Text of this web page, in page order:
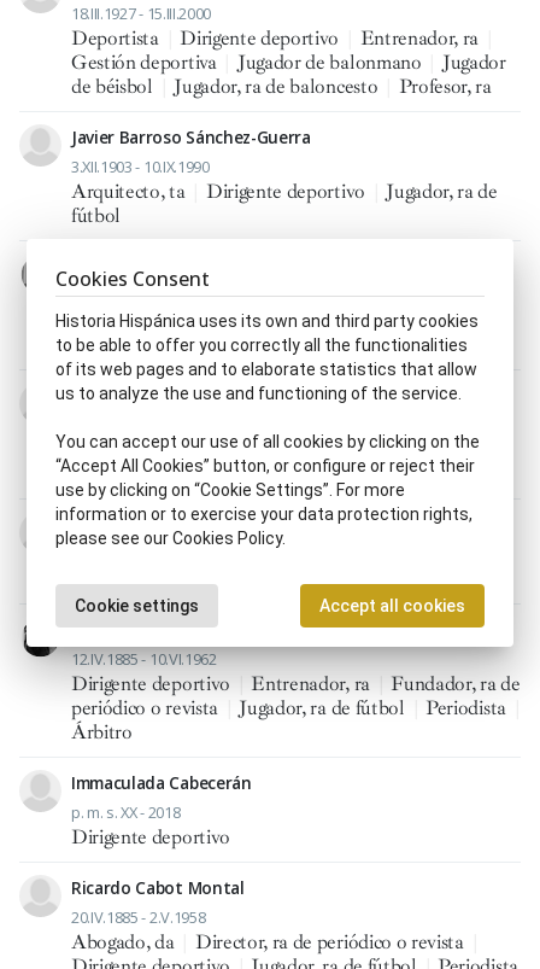
18.III.1927 - 15.III.2000
Deportista Dirigente deportivo Entrenador, ra
Gestión deportiva
Jugador de balonmano
Jugador
de béisbol
Jugador, ra de baloncesto Profesor, ra
Javier Barroso Sánchez-Guerra
3.XII.1903 - 10.IX.1990
Arquitecto, ta Dirigente deportivo
Jugador, ra de
fútbol
8.VI.1895 - 2.VI.1978
Abogado, da|Deportista| Dirigente deportivo|
Entrenador, ra|Funcionario|Jugador, ra de fútbol
José Ángel Berraondo Insausti
Dirigente deportivo | Entrenador, ra|Jugador, ra de
fútbol|Árbitro
Alfonso Jaime de Borbón y Dampierre
Dirigente deportivo Embajador, ra
Francisco Bru Sanz
12.IV.1885 - 10.VI.1962
Dirigente deportivo Entrenador, ra
Fundador, ra de
periódico o revista
Jugador, ra de fútbol Periodista
Árbitro
Immaculada Cabecerán
p. m. s. XX - 2018
Dirigente deportivo
Ricardo Cabot Montal
20.IV.1885 - 2.V.1958
Abogado, da Director, ra de periódico o revista
Cookies Consent
Historia Hispánica uses its own and third party cookies
to be able to offer you correctly all the functionalities
of its web pages and to elaborate statistics that allow
us to analyze the use and functioning of the service.
You can accept our use of all cookies by clicking on the
“Accept All Cookies” button, or configure or reject their
use by clicking on “Cookie Settings”. For more
information or to exercise your data protection rights,
please see our Cookies Policy.
Cookie settings Accept all cookies